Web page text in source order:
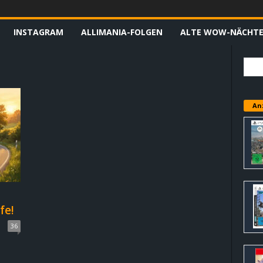
INSTAGRAM ALLIMANIA-FOLGEN ALTE WOW-NÄCHTE
36